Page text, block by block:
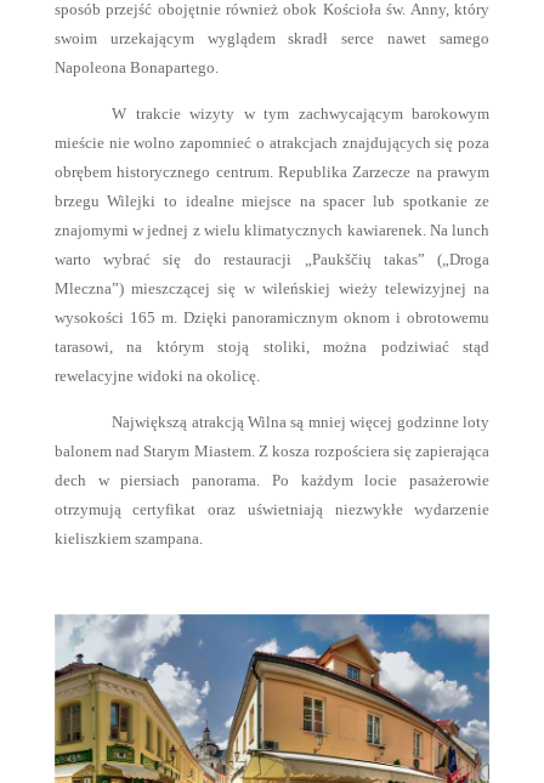
sposób przejść obojętnie również obok Kościoła św. Anny, który
swoim urzekającym wyglądem skradł serce nawet samego
Napoleona Bonapartego.
W trakcie wizyty w tym zachwycającym barokowym
mieście nie wolno zapomnieć o atrakcjach znajdujących się poza
obrębem historycznego centrum. Republika Zarzecze na prawym
brzegu Wilejki to idealne miejsce na spacer lub spotkanie ze
znajomymi w jednej z wielu klimatycznych kawiarenek. Na lunch
warto wybrać się do restauracji „Paukščių takas” („Droga
Mleczna”) mieszczącej się w wileńskiej wieży telewizyjnej na
wysokości 165 m. Dzięki panoramicznym oknom i obrotowemu
tarasowi, na którym stoją stoliki, można podziwiać stąd
rewelacyjne widoki na okolicę.
Największą atrakcją Wilna są mniej więcej godzinne loty
balonem nad Starym Miastem. Z kosza rozpościera się zapierająca
dech w piersiach panorama. Po każdym locie pasażerowie
otrzymują certyfikat oraz uświetniają niezwykłe wydarzenie
kieliszkiem szampana.